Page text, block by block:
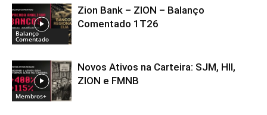
Balanço
Comentado
Zion Bank – ZION – Balanço
Comentado 1T26
Membros+
Novos Ativos na Carteira: SJM, HII,
ZION e FMNB